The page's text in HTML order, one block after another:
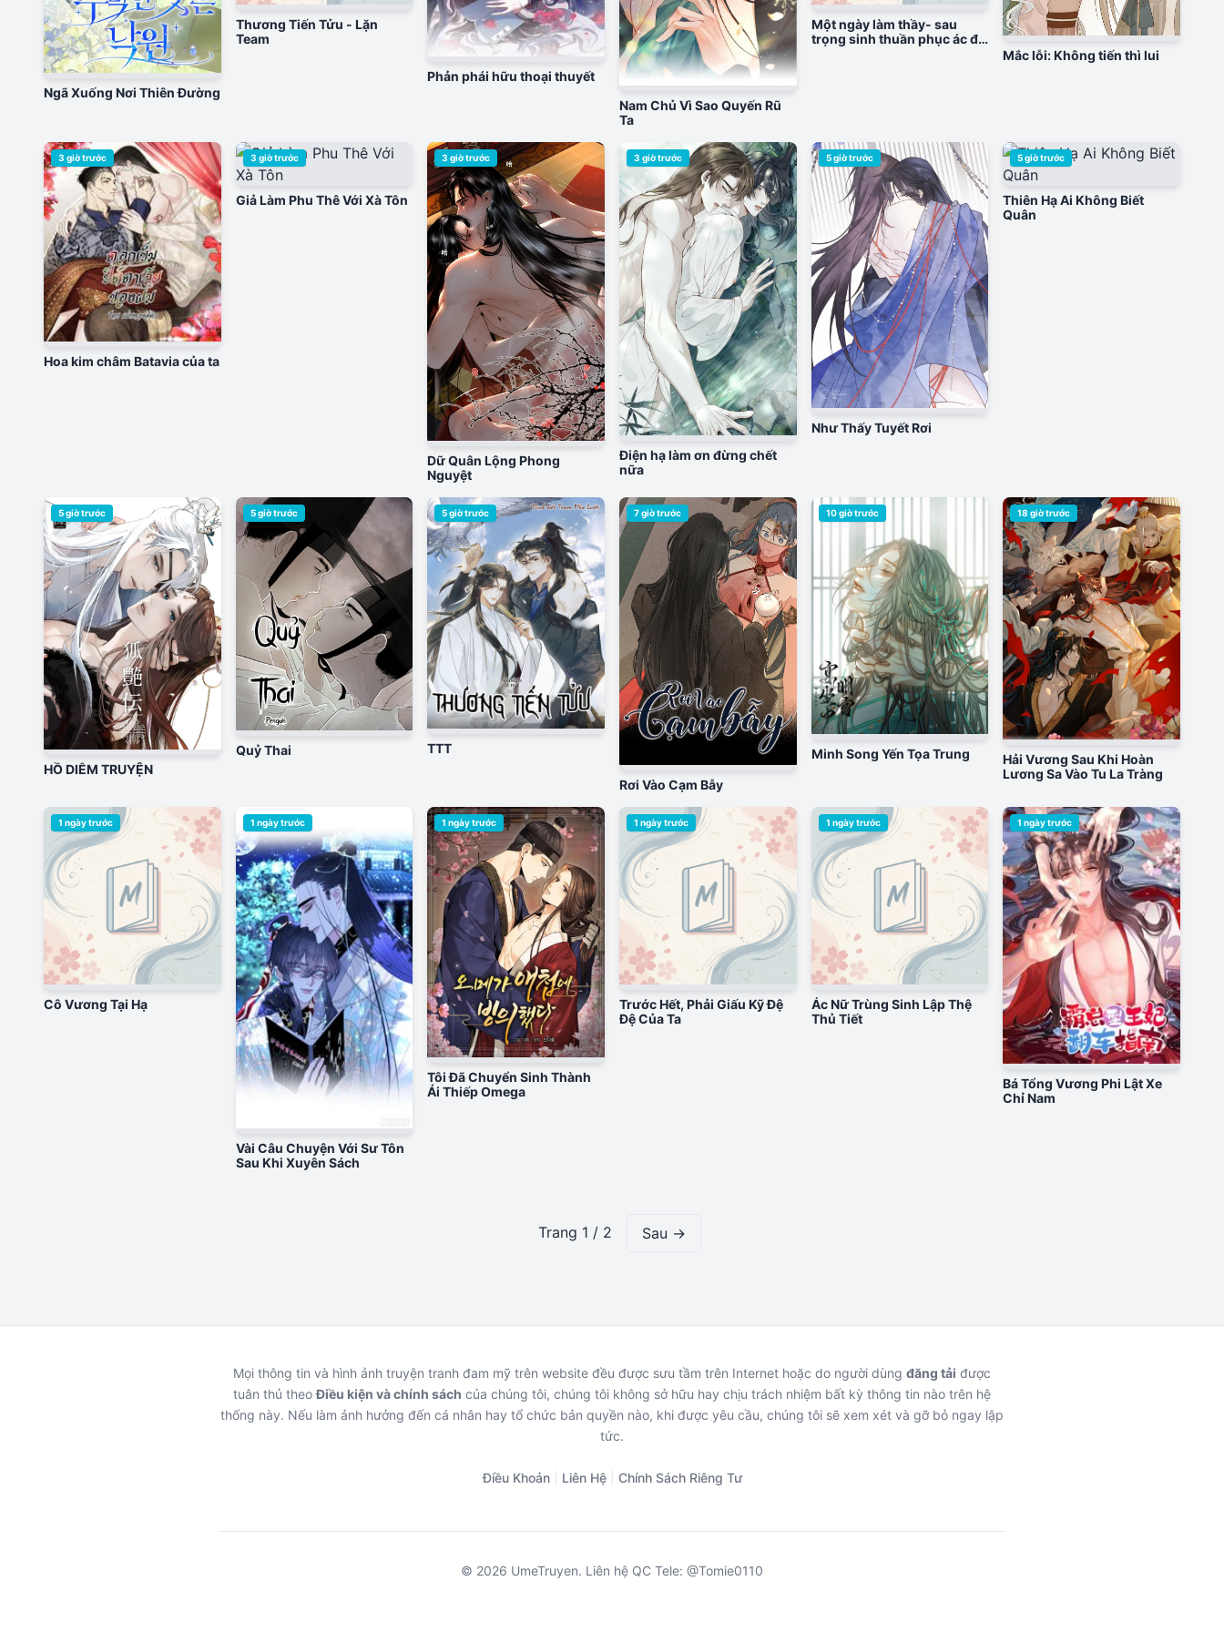
Ngã Xuống Nơi Thiên Đường
Thương Tiến Tửu - Lặn
Team
Phản phái hữu thoại thuyết
Nam Chủ Vì Sao Quyến Rũ
Ta
Một ngày làm thầy- sau
trọng sinh thuần phục ác đồ
Mắc lỗi: Không tiến thì lui
3 giờ trước
Hoa kim châm Batavia của ta
3 giờ trước
Giả Làm Phu Thê Với Xà Tôn
3 giờ trước
Dữ Quân Lộng Phong
Nguyệt
3 giờ trước
Điện hạ làm ơn đừng chết
nữa
5 giờ trước
Như Thấy Tuyết Rơi
5 giờ trước
Thiên Hạ Ai Không Biết
Quân
5 giờ trước
HỒ DIỄM TRUYỆN
5 giờ trước
Quỷ Thai
5 giờ trước
TTT
7 giờ trước
Rơi Vào Cạm Bẫy
10 giờ trước
Minh Song Yến Tọa Trung
18 giờ trước
Hải Vương Sau Khi Hoàn
Lương Sa Vào Tu La Tràng
1 ngày trước
Cô Vương Tại Hạ
1 ngày trước
Vài Câu Chuyện Với Sư Tôn
Sau Khi Xuyên Sách
1 ngày trước
Tôi Đã Chuyển Sinh Thành
Ái Thiếp Omega
1 ngày trước
Trước Hết, Phải Giấu Kỹ Đệ
Đệ Của Ta
1 ngày trước
Ác Nữ Trùng Sinh Lập Thệ
Thủ Tiết
1 ngày trước
Bá Tổng Vương Phi Lật Xe
Chỉ Nam
Trang 1 / 2 Sau →
Mọi thông tin và hình ảnh truyện tranh đam mỹ trên website đều được sưu tầm trên Internet hoặc do người dùng đăng tải được
tuân thủ theoĐiều kiện và chính sách của chúng tôi, chúng tôi không sở hữu hay chịu trách nhiệm bất kỳ thông tin nào trên hệ
thống này. Nếu làm ảnh hưởng đến cá nhân hay tổ chức bản quyền nào, khi được yêu cầu, chúng tôi sẽ xem xét và gỡ bỏ ngay lập
tức.
Điều Khoản Liên Hệ Chính Sách Riêng Tư
© 2026 UmeTruyen. Liên hệ QC Tele: @Tomie0110